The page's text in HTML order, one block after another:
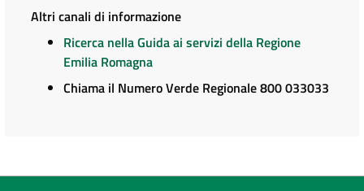
Altri canali di informazione
Ricerca nella Guida ai servizi della Regione
Emilia Romagna
Chiama il Numero Verde Regionale 800 033033